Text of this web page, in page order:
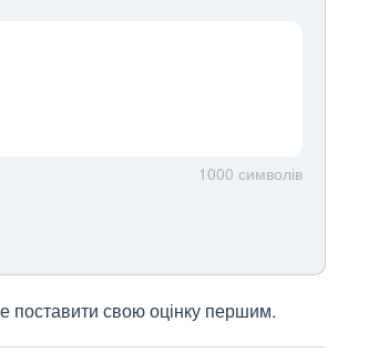
1000 символів
поставити свою оцінку першим.